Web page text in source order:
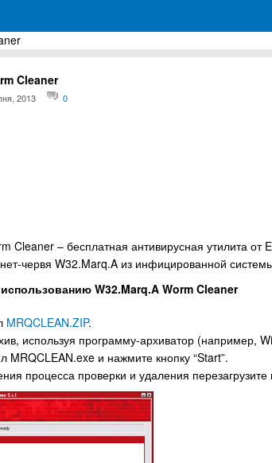
Cleaner
2013 0
Cleaner – бесплатная антивирусная утилита от
червя W32.Marq.A из инфицированной
W32.Marq.A Worm Cleaner
MRQCLEAN.ZIP.
используя программу-архиватор (например,
MRQCLEAN.exe и нажмите кнопку “Start”.
процесса проверки и удаления